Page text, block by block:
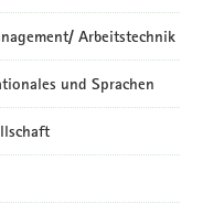
Arbeitstechnik
und Sprachen